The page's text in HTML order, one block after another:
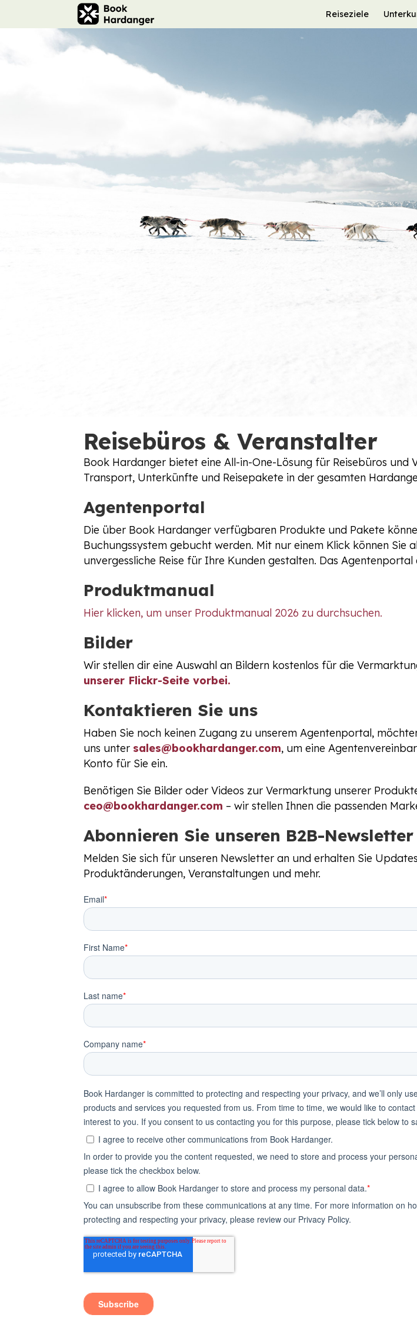
Reiseziele
Reisebüros & Veranstalter
Book Hardanger bietet eine All-in-One-Lösung für Reisebüros und
Transport, Unterkünfte und Reisepakete in der gesamten
Agentenportal
Die über Book Hardanger verfügbaren Produkte und Pakete
Buchungssystem gebucht werden. Mit nur einem Klick können Sie
unvergessliche Reise für Ihre Kunden gestalten. Das
Produktmanual
Hier klicken, um unser Produktmanual 2026 zu durchsuchen.
Bilder
Wir stellen dir eine Auswahl an Bildern kostenlos für die
unserer Flickr-Seite vorbei.
Kontaktieren Sie uns
Haben Sie noch keinen Zugang zu unserem Agentenportal,
uns unter sales@bookhardanger.com, um eine
Konto für Sie ein.
Benötigen Sie Bilder oder Videos zur Vermarktung unserer
ceo@bookhardanger.com – wir stellen Ihnen die passenden
Abonnieren Sie unseren B2B-Newsletter
Melden Sie sich für unseren Newsletter an und erhalten Sie
Produktänderungen, Veranstaltungen und mehr.